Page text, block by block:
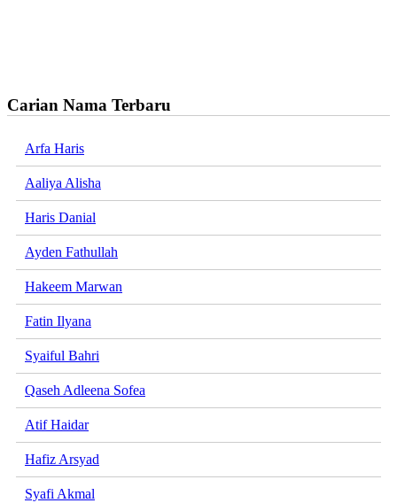
Carian Nama Terbaru
Arfa Haris
Aaliya Alisha
Haris Danial
Ayden Fathullah
Hakeem Marwan
Fatin Ilyana
Syaiful Bahri
Qaseh Adleena Sofea
Atif Haidar
Hafiz Arsyad
Syafi Akmal